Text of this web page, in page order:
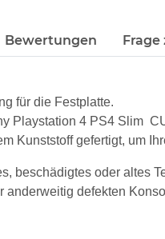
anzeigen
Bewertungen
für die Festplatte.
Playstation 4 PS4 Slim
Kunststoff gefertigt, um
beschädigtes oder altes
anderweitig defekten